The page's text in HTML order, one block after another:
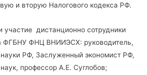
и вторую Налогового кодекса РФ.
участие дистанционно сотрудники
ФГБНУ ФНЦ ВНИИЭСХ: руководитель,
РФ, Заслуженный экономист РФ,
профессор А.Е. Суглобов;